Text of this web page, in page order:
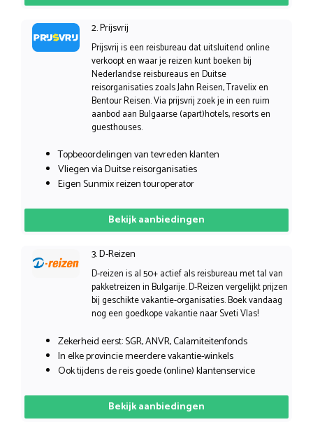
2. Prijsvrij
Prijsvrij is een reisbureau dat uitsluitend online
verkoopt en waar je reizen kunt boeken bij
Nederlandse reisbureaus en Duitse
reisorganisaties zoals Jahn Reisen, Travelix en
Bentour Reisen. Via prijsvrij zoek je in een ruim
aanbod aan Bulgaarse (apart)hotels, resorts en
guesthouses.
Topbeoordelingen van tevreden klanten
Vliegen via Duitse reisorganisaties
Eigen Sunmix reizen touroperator
Bekijk aanbiedingen
3. D-Reizen
D-reizen is al 50+ actief als reisbureau met tal van
pakketreizen in Bulgarije. D-Reizen vergelijkt prijzen
bij geschikte vakantie-organisaties. Boek vandaag
nog een goedkope vakantie naar Sveti Vlas!
Zekerheid eerst: SGR, ANVR, Calamiteitenfonds
In elke provincie meerdere vakantie-winkels
Ook tijdens de reis goede (online) klantenservice
Bekijk aanbiedingen